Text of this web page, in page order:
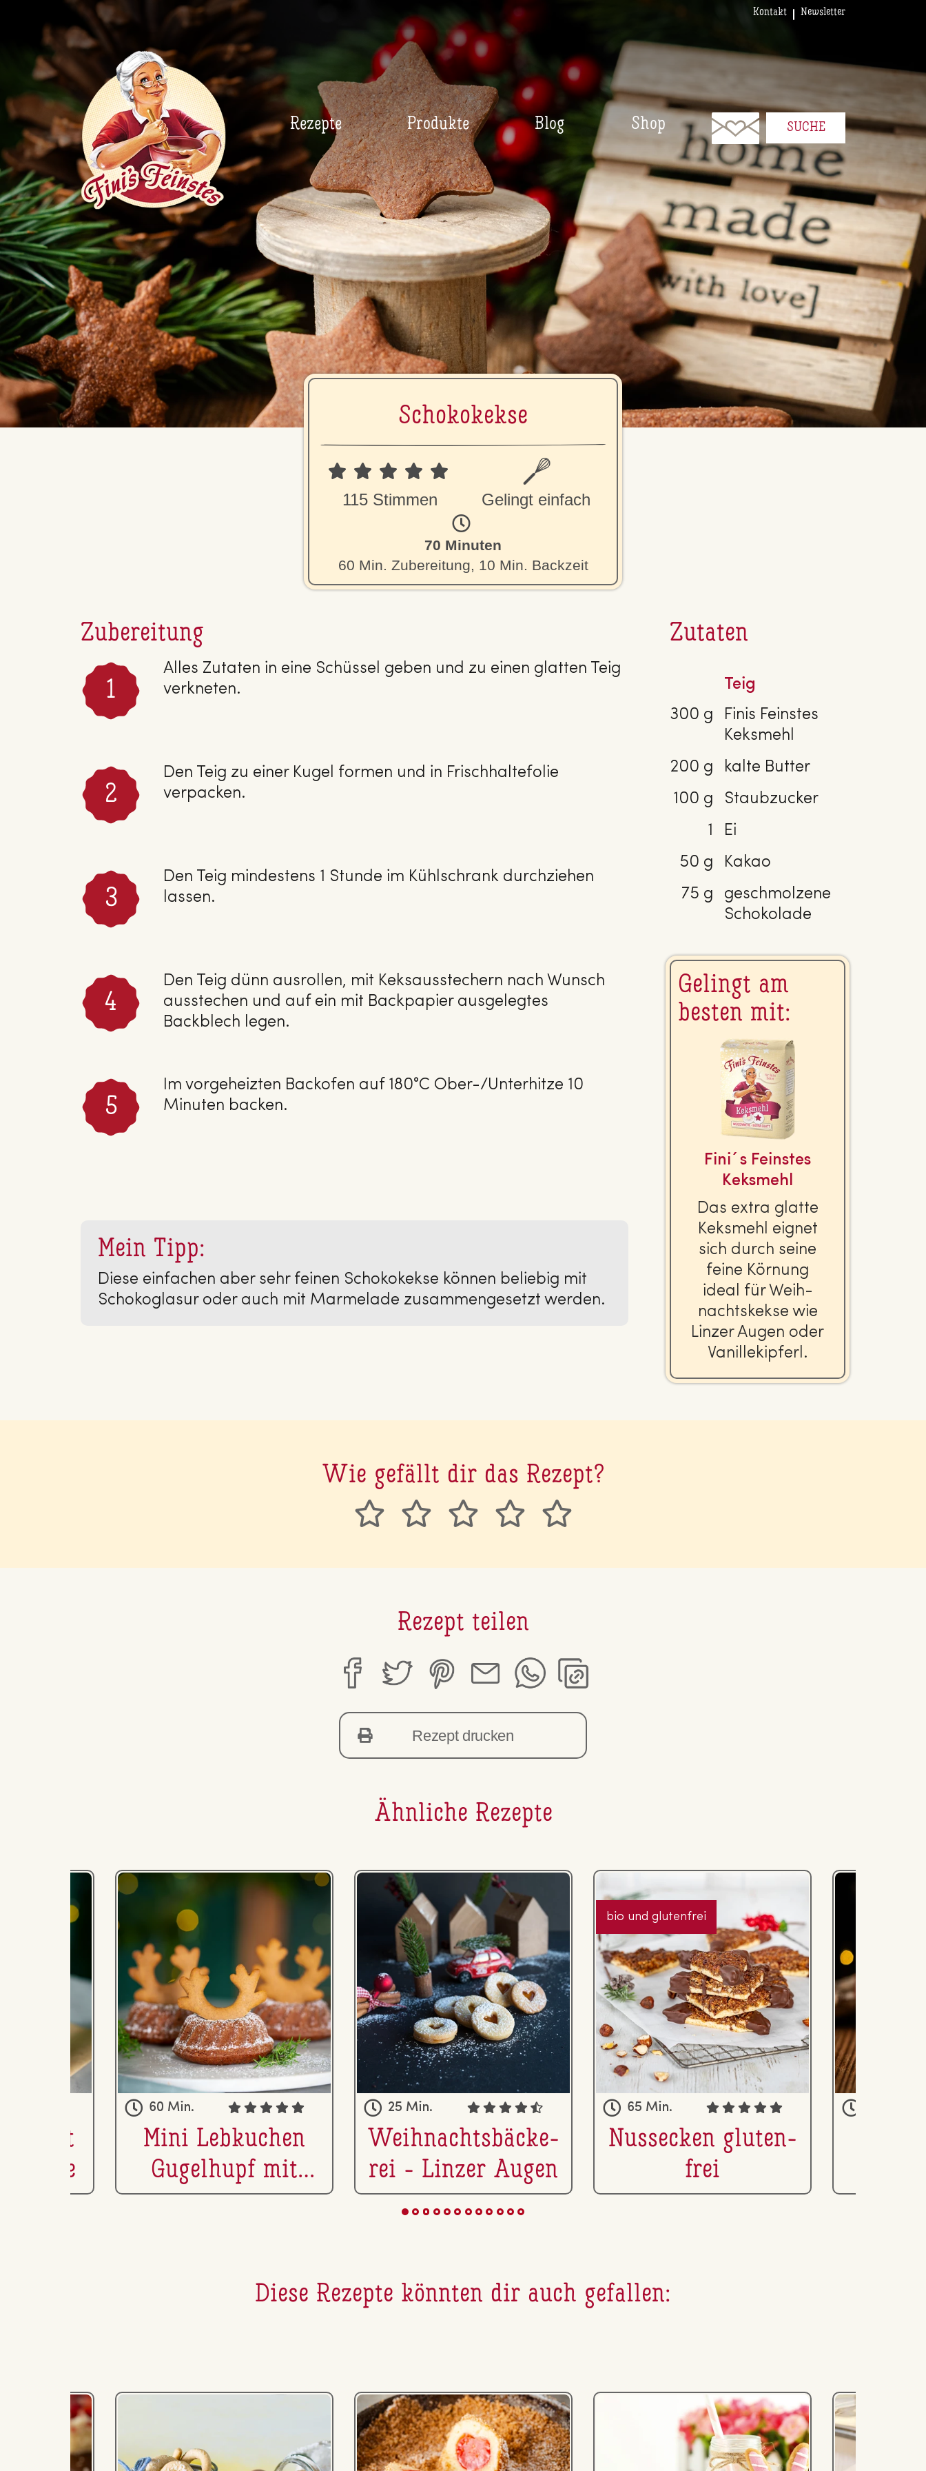
Kontakt Newsletter
Rezepte Produkte Blog Shop SUCHE
Newsletter
Scho­ko­kek­se
115 Stimmen Gelingt einfach
70 Minuten
60 Min. Zubereitung, 10 Min. Backzeit
Zubereitung
Alles Zutaten in eine Schüssel geben und zu einen glatten Teig
verkneten.
Den Teig zu einer Kugel formen und in Frischhaltefolie
verpacken.
Den Teig mindestens 1 Stunde im Kühlschrank durchziehen
lassen.
Den Teig dünn ausrollen, mit Keksausstechern nach Wunsch
ausstechen und auf ein mit Backpapier ausgelegtes
Backblech legen.
Im vorgeheizten Backofen auf 180°C Ober-/Unterhitze 10
Minuten backen.
Mein Tipp:
Diese einfachen aber sehr feinen Schokokekse können beliebig mit
Schokoglasur oder auch mit Marmelade zusammengesetzt werden.
Zutaten
Teig
300 g
Finis Feinstes
Keksmehl
200 g
kalte Butter
100 g
Staubzucker
1
Ei
50 g
Kakao
75 g
geschmolzene
Schokolade
Gelingt am
besten mit:
Fini´s Feinstes
Keksmehl
Das extra glatte
Keksmehl eignet
sich durch seine
feine Körnung
ideal für Weih­
nachts­kek­se wie
Linzer Augen oder
Va­nil­le­kip­ferl.
Wie gefällt dir das Rezept?
Rezept teilen
Rezept drucken
Ähnliche Rezepte
mit
60 Min.
Mini Lebkuchen
Gugelhupf mit
Geweih
25 Min.
Weih­nachts­bä­cke­
rei - Linzer Augen
bio und glutenfrei
65 Min.
Nussecken glu­ten­
frei
Diese Rezepte könnten dir auch gefallen: